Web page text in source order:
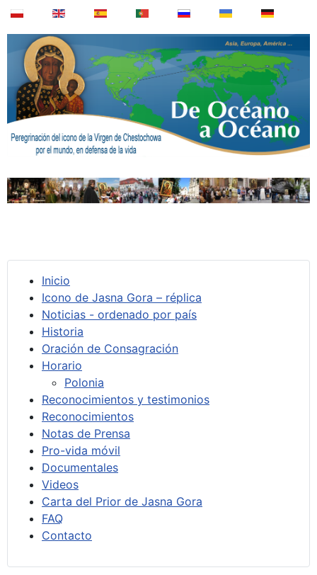
Inicio
Icono de Jasna Gora – réplica
Noticias - ordenado por país
Historia
Oración de Consagración
Horario
Polonia
Reconocimientos y testimonios
Reconocimientos
Notas de Prensa
Pro-vida móvil
Documentales
Videos
Carta del Prior de Jasna Gora
FAQ
Contacto